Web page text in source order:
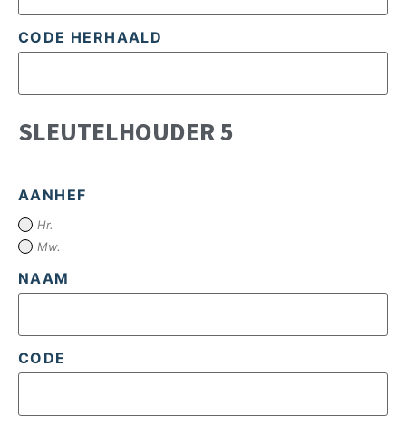
CODE HERHAALD
SLEUTELHOUDER 5
AANHEF
Hr.
Mw.
NAAM
CODE